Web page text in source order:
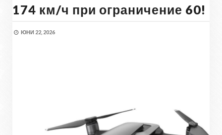
174 км/ч при ограничение 60!
ЮНИ 22, 2026